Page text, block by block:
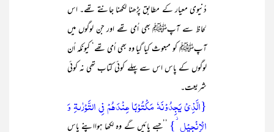
دُنیوی معیار کے مطابق پڑھنا لکھنا جانتے تھے۔ اس
لحاظ سے آپﷺ بھی اُمی تھے اور جن لوگوں میں
آپﷺ کو مبعوث کیا گیا وہ بھی اُمی تھے‘ کیونکہ اُن
لوگوں کے پاس اس سے پہلے کوئی کتاب تھی نہ کوئی
شریعت۔
{الَّذِیۡ یَجِدُوۡنَہٗ مَکۡتُوۡبًا عِنۡدَہُمۡ فِی التَّوۡرٰىۃِ وَ
الۡاِنۡجِیۡلِ ۫} ’’جسے پائیں گے وہ لکھا ہوااپنے پاس